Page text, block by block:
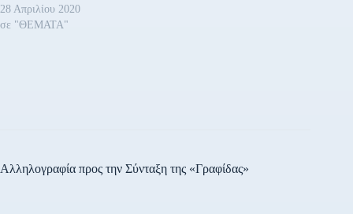
28 Απριλίου 2020
σε "ΘΕΜΑΤΑ"
Αλληλογραφία προς την Σύνταξη της «Γραφίδας»